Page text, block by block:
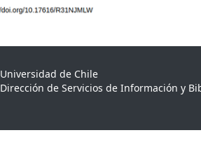
Universidad de Chile
Dirección de Servicios de Información y